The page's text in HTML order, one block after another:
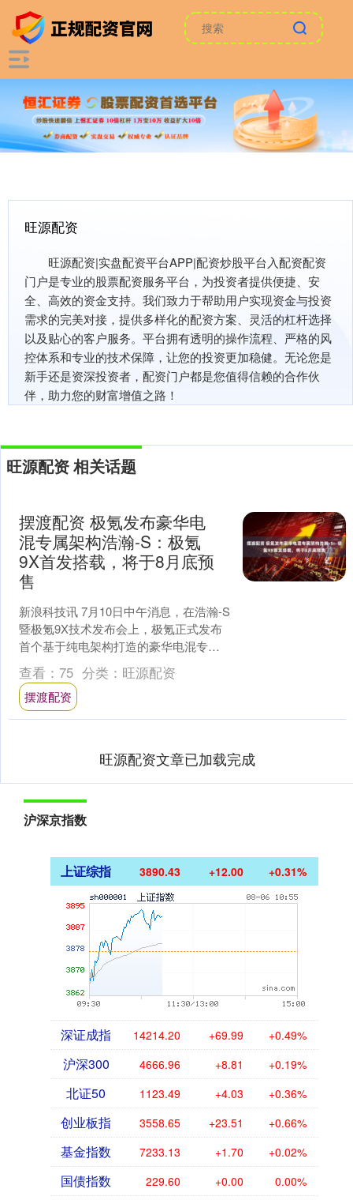
旺源配资
旺源配资|实盘配资平台APP|配资炒股平台入配资配资
门户是专业的股票配资服务平台，为投资者提供便捷、安
全、高效的资金支持。我们致力于帮助用户实现资金与投资
需求的完美对接，提供多样化的配资方案、灵活的杠杆选择
以及贴心的客户服务。平台拥有透明的操作流程、严格的风
控体系和专业的技术保障，让您的投资更加稳健。无论您是
新手还是资深投资者，配资门户都是您值得信赖的合作伙
伴，助力您的财富增值之路！
旺源配资 相关话题
摆渡配资 极氪发布豪华电
混专属架构浩瀚-S：极氪
9X首发搭载，将于8月底预
售
新浪科技讯 7月10日中午消息，在浩瀚-S
暨极氪9X技术发布会上，极氪正式发布
首个基于纯电架构打造的豪华电混专属
架构浩瀚-S。同时，浩瀚-S架构赋能的
首款车型旗....
查看： 75 分类： 旺源配资
摆渡配资
旺源配资文章已加载完成
沪深京指数
上证综指 3890.43 +12.00 +0.31%
深证成指 14214.20 +69.99 +0.49%
沪深300 4666.96 +8.81 +0.19%
北证50 1123.49 +4.03 +0.36%
创业板指 3558.65 +23.51 +0.66%
基金指数 7233.13 +1.70 +0.02%
国债指数 229.60 +0.00 0.00%